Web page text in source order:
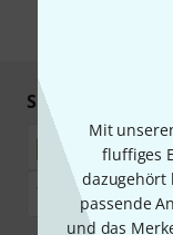
Mit
fluffiges
dazugehört
passende
und das
Sicher